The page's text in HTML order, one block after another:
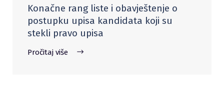
Konačne rang liste i obavještenje o
postupku upisa kandidata koji su
stekli pravo upisa
Pročitaj više